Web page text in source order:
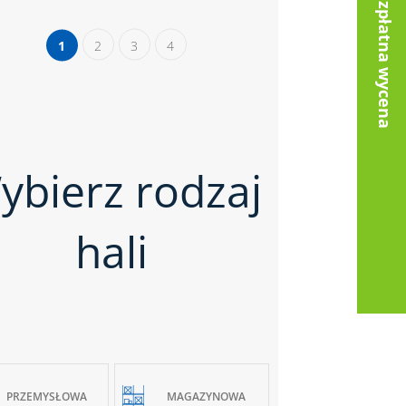
1 2 3 4
rodzaj
hali
PRZEMYSŁOWA MAGAZYNOWA
Bezpłatna wycena